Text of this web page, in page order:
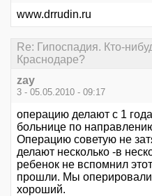
www.drrudin.ru
Re: Гипоспадия. Кто-
Краснодаре?
zay
3 - 05.05.2010 - 09:17
операцию делают с 1
больнице по
Операцию советую не
делают несколько -в
ребенок не вспомнил
прошли. Мы
хороший.